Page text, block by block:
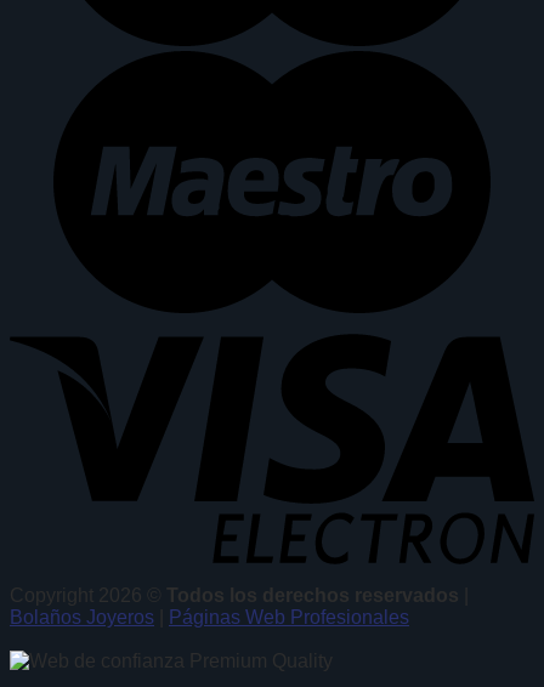
Copyright 2026 © Todos los derechos reservados
Bolaños Joyeros
Páginas Web Profesionales